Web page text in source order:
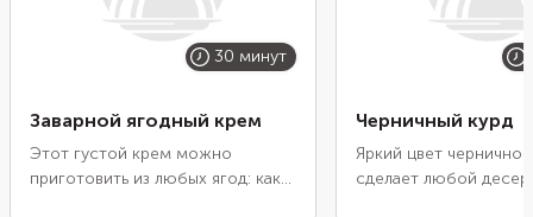
30 минут
Заварной ягодный крем
Этот густой крем можно
приготовить из любых ягод: как
Черничный курд
Яркий цвет
сделает любой